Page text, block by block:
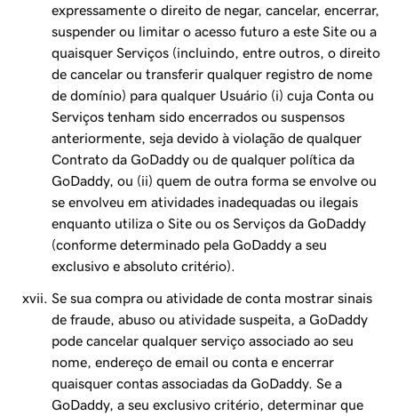
expressamente o direito de negar, cancelar, encerrar,
suspender ou limitar o acesso futuro a este Site ou a
quaisquer Serviços (incluindo, entre outros, o direito
de cancelar ou transferir qualquer registro de nome
de domínio) para qualquer Usuário (i) cuja Conta ou
Serviços tenham sido encerrados ou suspensos
anteriormente, seja devido à violação de qualquer
Contrato da GoDaddy ou de qualquer política da
GoDaddy, ou (ii) quem de outra forma se envolve ou
se envolveu em atividades inadequadas ou ilegais
enquanto utiliza o Site ou os Serviços da GoDaddy
(conforme determinado pela GoDaddy a seu
exclusivo e absoluto critério).
Se sua compra ou atividade de conta mostrar sinais
de fraude, abuso ou atividade suspeita, a GoDaddy
pode cancelar qualquer serviço associado ao seu
nome, endereço de email ou conta e encerrar
quaisquer contas associadas da GoDaddy. Se a
GoDaddy, a seu exclusivo critério, determinar que